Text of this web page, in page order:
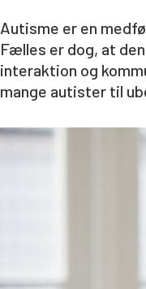
Autisme er en
Fælles er dog, at
interaktion og
mange autister til